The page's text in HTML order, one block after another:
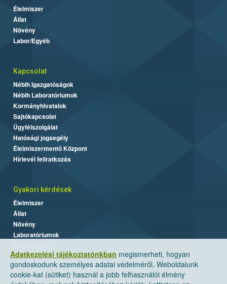
Adatkezelési tájékoztatónkban megismerheti, hogyan
gondoskodunk személyes adatai védelméről. Weboldalunk
cookie-kat (sütiket) használ a jobb felhasználói élmény
Élelmiszer
Állat
Növény
Labor/Egyéb
Kapcsolat
Nébih Igazgatóságok
Nébih Laboratóriumok
Kormányhivatalok
Sajtókapcsolat
Ügyfélszolgálat
Hatósági jogsegély
Élelmiszermentő Központ
Hírlevél feliratkozás
Gyakori kérdések
Élelmiszer
Állat
Növény
Laboratóriumok